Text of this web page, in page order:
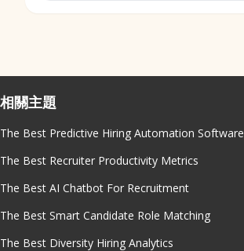
相關主題
The Best Predictive Hiring Automation Software
The Best Recruiter Productivity Metrics
The Best AI Chatbot For Recruitment
The Best Smart Candidate Role Matching
The Best Diversity Hiring Analytics